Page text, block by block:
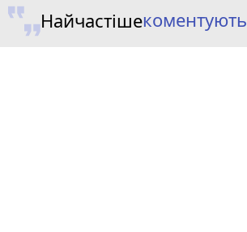
Найчастішекоментують